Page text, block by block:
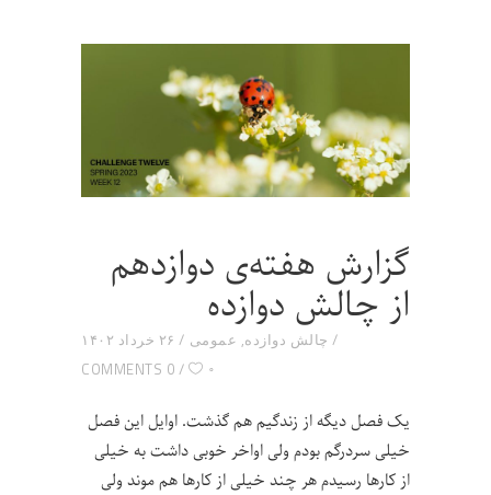
گزارش هفته‌ی دوازدهم
از چالش دوازده
۲۶ خرداد ۱۴۰۲ چالش دوازده, عمومی
0 COMMENTS
۰
یک فصل دیگه از زندگیم هم گذشت. اوایل این فصل
خیلی سردرگم بودم ولی اواخر خوبی داشت به خیلی
از کارها رسیدم هر چند خیلی از کارها هم موند ولی